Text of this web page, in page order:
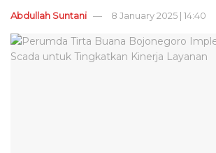
Abdullah Suntani 8 January 2025 | 14:40